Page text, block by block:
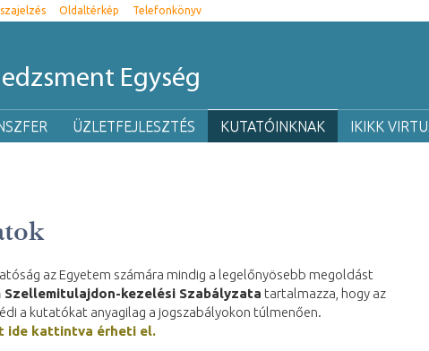
Oldaltérkép Telefonkönyv
Egység
ÜZLETFEJLESZTÉS KUTATÓINKNAK IKIKK
az Egyetem számára mindig a legelőnyösebb megoldást
Szellemitulajdon-kezelési Szabályzata tartalmazza, hogy az
a kutatókat anyagilag a jogszabályokon túlmenően.
ide kattintva érheti el.